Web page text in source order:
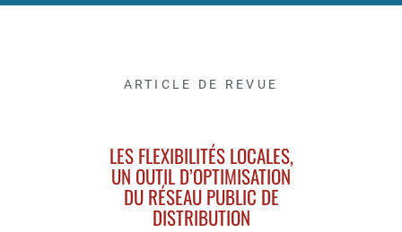
ARTICLE DE REVUE
LES FLEXIBILITÉS LOCALES,
UN OUTIL D’OPTIMISATION
DU RÉSEAU PUBLIC DE
DISTRIBUTION